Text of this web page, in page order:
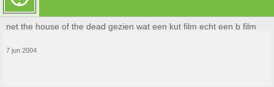
net the house of the dead gezien wat een kut film echt een b film
7 jun 2004